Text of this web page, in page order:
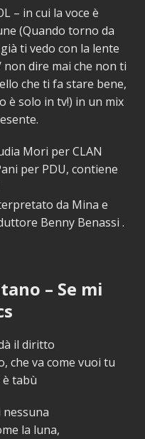
– in cui la voce è
(Quando torno da
ti vedo con la lente
non dire mai che non ti
che ti fa stare bene,
è solo in tv!) in un mix
Mori per CLAN
per PDU, contiene
da Mina e
Benny Benassi .
– Se mi
il diritto
che va come vuoi tu
tabù
nessuna
la luna,